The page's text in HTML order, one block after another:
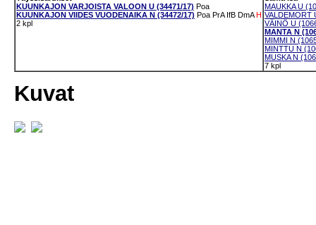
KUUNKAJON VARJOISTA VALOON U (34471/17) Poa
KUUNKAJON VIIDES VUODENAIKA N (34472/17) Poa PrA IfB DmA H
2 kpl
MAUKKA U
VALDEMORT
VÄINÖ U
MANTA N
MIMMI N
MINTTU N
MUSKA N
7 kpl
Kuvat